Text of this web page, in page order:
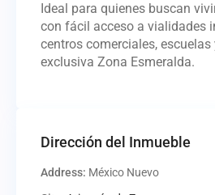
Ideal para quienes buscan
con fácil acceso a vialidades
centros comerciales,
exclusiva Zona Esmeralda.
Dirección del Inmueble
Address: México Nuevo